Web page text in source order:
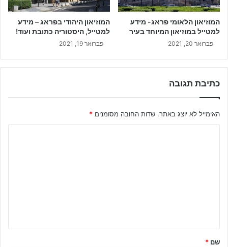
המוזיאון הלאומי פראג- מידע
למטייל במוזיאון המיוחד בעיר
פברואר 20, 2021
המוזיאון היהודי בפראג – מידע
למטייל, היסטוריה כתובת ועוד!
פברואר 19, 2021
כתיבת תגובה
האימייל לא יוצג באתר. שדות החובה מסומנים *
ל
שם *